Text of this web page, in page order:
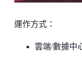
運作方式：
雲端/數據中